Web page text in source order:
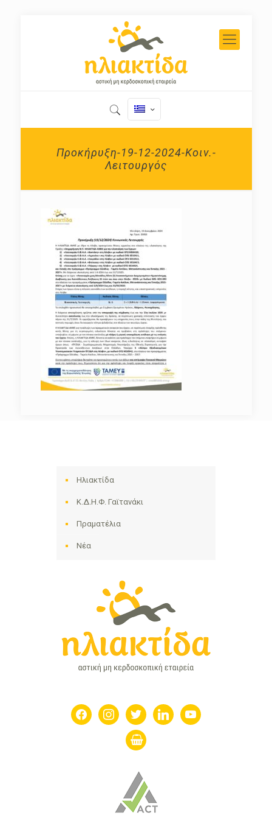
Προκήρυξη-19-12-2024-Κοιν.-
Λειτουργός
Ηλιακτίδα
Κ.Δ.Η.Φ. Γαϊτανάκι
Πραματέλια
Νέα
facebookinstagramtwitter linkedin youtube
shopping-
basket